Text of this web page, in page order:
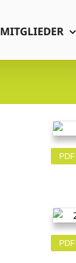
MITGLIEDER